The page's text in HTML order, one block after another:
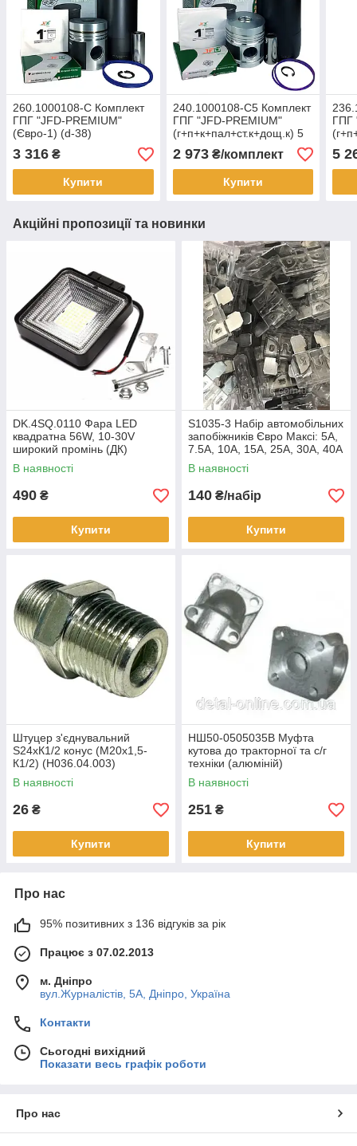
260.1000108-С Комплект
ГПГ "JFD-PREMIUM"
(Євро-1) (d-38)
(г+п+к+ст.к+дощ.к)
3 316 ₴
Купити
240.1000108-С5 Комплект
ГПГ "JFD-PREMIUM"
(г+п+к+пал+ст.к+дощ.к) 5
кан.
2 973₴/комплект
Купити
ГПГ
5
Акційні пропозиції та новинки
DK.4SQ.0110 Фара LED
квадратна 56W, 10-30V
широкий промінь (ДК)
В наявності
490 ₴
Купити
S1035-3 Набір автомобільних
запобіжників Євро Максі: 5А,
7.5А, 10А, 15А, 25А, 30А, 40А
(100 шт)
В наявності
140 ₴/набір
Купити
Штуцер з'єднувальний
S24хК1/2 конус (М20x1,5-
К1/2) (Н036.04.003)
(STARPARTS)
В наявності
26 ₴
Купити
НШ50-0505035В Муфта
кутова до тракторної та с/г
техніки (алюміній)
(STARPARTS)
В наявності
251 ₴
Купити
Про нас
95% позитивних з 136 відгуків за рік
Працює з 07.02.2013
м. Дніпро
вул.Журналістів, 5А, Дніпро, Україна
Контакти
Сьогодні вихідний
Показати весь графік роботи
Про нас